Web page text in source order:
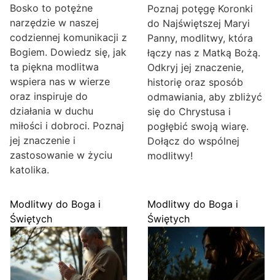
Bosko to potężne
narzędzie w naszej
codziennej komunikacji z
Bogiem. Dowiedz się, jak
ta piękna modlitwa
wspiera nas w wierze
oraz inspiruje do
działania w duchu
miłości i dobroci. Poznaj
jej znaczenie i
zastosowanie w życiu
katolika.
Poznaj potęgę Koronki
do Najświętszej Maryi
Panny, modlitwy, która
łączy nas z Matką Bożą.
Odkryj jej znaczenie,
historię oraz sposób
odmawiania, aby zbliżyć
się do Chrystusa i
pogłębić swoją wiarę.
Dołącz do wspólnej
modlitwy!
Modlitwy do Boga i
Świętych
Modlitwy do Boga i
Świętych